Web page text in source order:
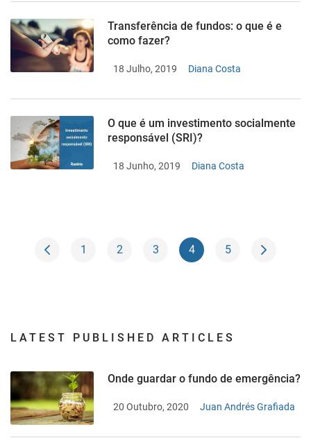
Transferência de fundos: o que é e
como fazer?
18 Julho, 2019 Diana Costa
O que é um investimento socialmente
responsável (SRI)?
18 Junho, 2019 Diana Costa
1 2 3 4 5
LATEST PUBLISHED ARTICLES
Onde guardar o fundo de emergência?
20 Outubro, 2020 Juan Andrés Grafiada